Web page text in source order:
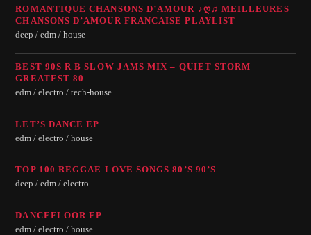
ROMANTIQUE CHANSONS D’AMOUR ♪Ღ♫ MEILLEURES
CHANSONS D’AMOUR FRANCAISE PLAYLIST
deep / edm / house
BEST 90S R B SLOW JAMS MIX – QUIET STORM
GREATEST 80
edm / electro / tech-house
LET’S DANCE EP
edm / electro / house
TOP 100 REGGAE LOVE SONGS 80’S 90’S
deep / edm / electro
DANCEFLOOR EP
edm / electro / house